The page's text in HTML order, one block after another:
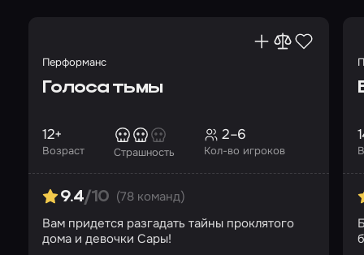
Перформанс
Голоса тьмы
Возраст
12+
Страшность Кол-во игроков
2–6
9.4/10 (78 команд)
Вам придется разгадать тайны проклятого
дома и девочки Сары!